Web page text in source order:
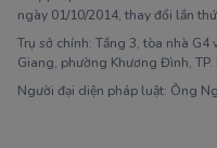
ngày 01/10/2014, thay đổi lần
Trụ sở chính: Tầng 3, tòa nhà G4
Giang, phường Khương Đình, TP.
Người đại diện pháp luật: Ông